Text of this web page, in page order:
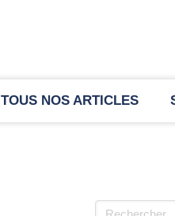
TOUS NOS ARTICLES
Rechercher